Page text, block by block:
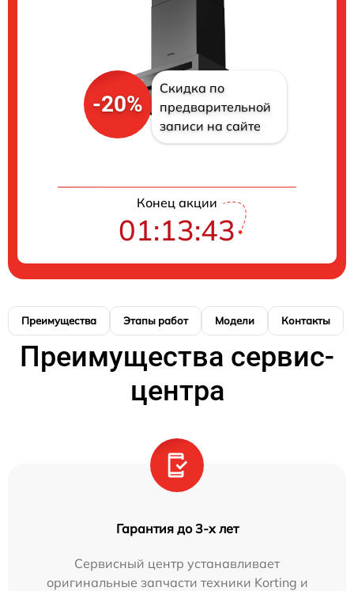
-20%
Скидка по
предварительной
записи на сайте
Конец акции
01:13:43
Преимущества Этапы работ Модели Контакты
Преимущества сервис-
центра
Гарантия до 3-х лет
Сервисный центр устанавливает
оригинальные запчасти техники Korting и